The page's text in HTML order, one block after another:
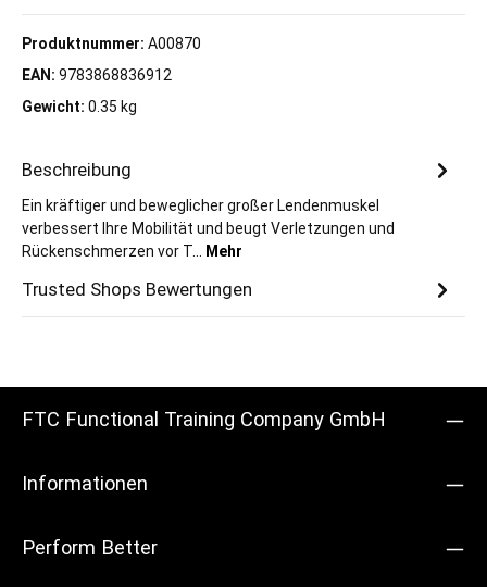
Produktnummer: A00870
EAN: 9783868836912
Gewicht: 0.35 kg
Beschreibung
Ein kräftiger und beweglicher großer Lendenmuskel
verbessert Ihre Mobilität und beugt Verletzungen und
Rückenschmerzen vor T…
Mehr
Trusted Shops Bewertungen
FTC Functional Training Company GmbH
Informationen
Perform Better